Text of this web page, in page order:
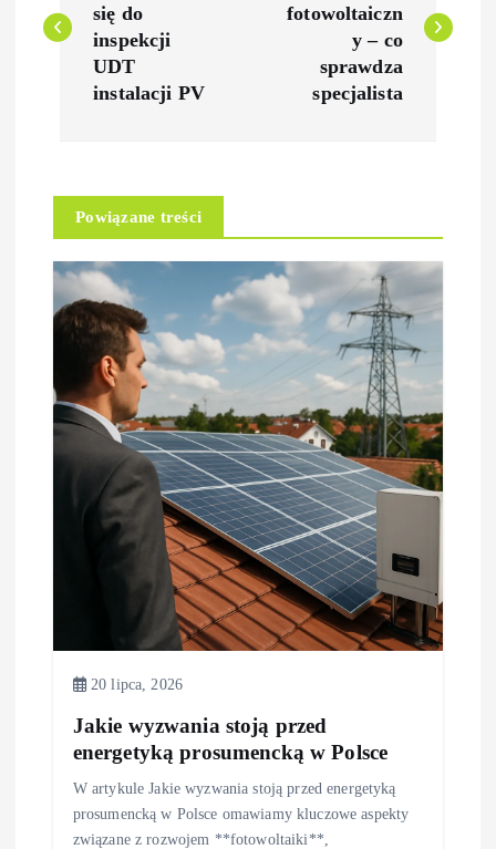
w
a
c
a
w
u
się do
inspekcji
UDT
instalacji PV
fotowoltaiczn
y – co
sprawdza
specjalista
Powiązane treści
20 lipca, 2026
Jakie wyzwania stoją przed
energetyką prosumencką w Polsce
W artykule Jakie wyzwania stoją przed energetyką
prosumencką w Polsce omawiamy kluczowe aspekty
związane z rozwojem **fotowoltaiki**,